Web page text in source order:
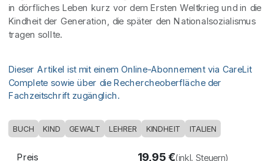
in dörfliches Leben kurz vor dem Ersten Weltkrieg und in die
Kindheit der Generation, die später den Nationalsozialismus
tragen sollte.
Dieser Artikel ist mit einem Online-Abonnement via CareLit
Complete sowie über die Rechercheoberfläche der
Fachzeitschrift zugänglich.
BUCH KIND GEWALT LEHRER KINDHEIT ITALIEN
Preis 19,95€(inkl. Steuern)